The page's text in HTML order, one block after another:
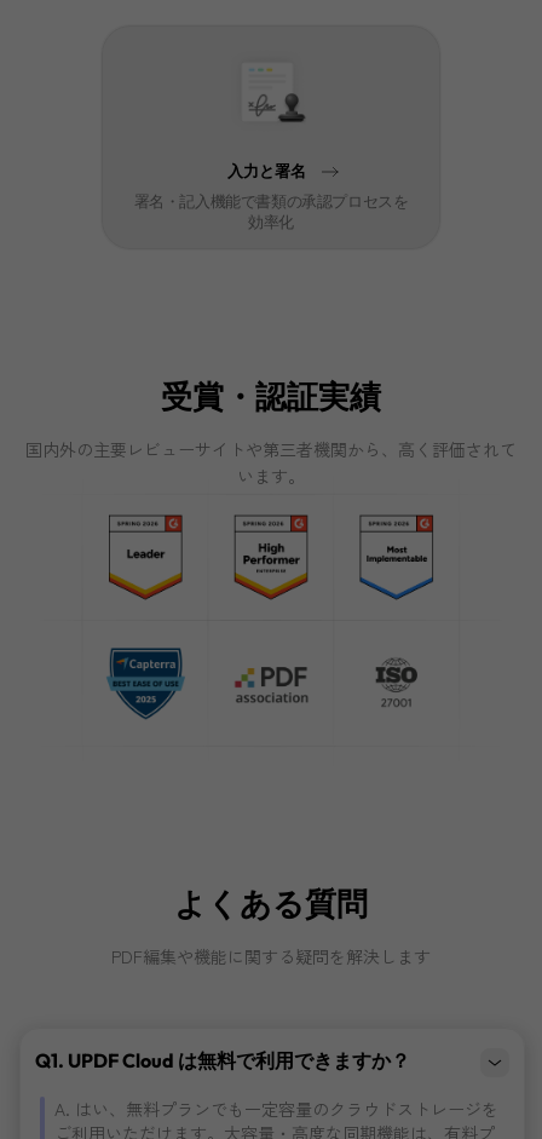
入力と署名
署名・記入機能で書類の承認プロセスを
効率化
受賞・認証実績
国内外の主要レビューサイトや第三者機関から、高く評価されて
います。
よくある質問
PDF編集や機能に関する疑問を解決します
Q1. UPDF Cloud は無料で利用できますか？
A. はい、無料プランでも一定容量のクラウドストレージを
ご利用いただけます。大容量・高度な同期機能は、有料プ